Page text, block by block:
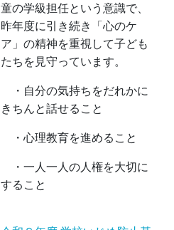
童の学級担任という意識で、
昨年度に引き続き「心のケ
ア」の精神を重視して子ども
たちを見守っています。
・自分の気持ちをだれかに
きちんと話せること
・心理教育を進めること
・一人一人の人権を大切に
すること